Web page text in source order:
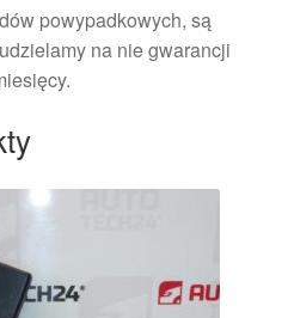
powypadkowych, są
na nie gwarancji